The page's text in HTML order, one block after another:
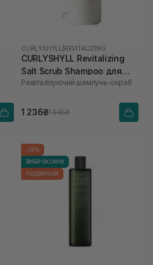
CURLYSHYLL REVITALIZING
CURLYSHYLL Revitalizing
Salt Scrub Shampoo для
ослабленої шкіри голови
Ревіталізуючий шампунь-скраб
1 236₴1 545₴
-20%
ВИБІР ОКСАНИ
ПОДАРУНОК